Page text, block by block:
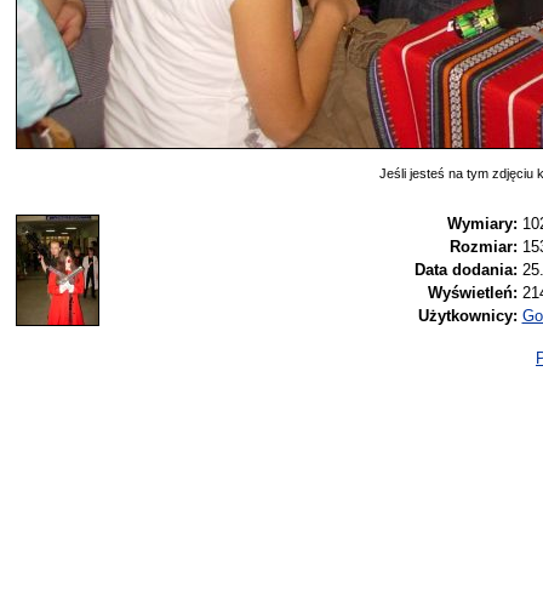
Jeśli jesteś na tym zdjęciu
Wymiary:
Rozmiar:
Data dodania:
Wyświetleń:
Użytkownicy: